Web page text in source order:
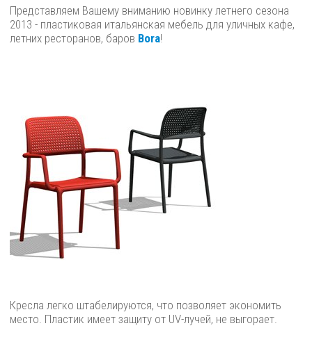
Представляем Вашему вниманию новинку летнего сезона
2013 - пластиковая итальянская мебель для уличных кафе,
летних ресторанов, баров Bora!
Кресла легко штабелируются, что позволяет экономить
место. Пластик имеет защиту от UV-лучей, не выгорает.